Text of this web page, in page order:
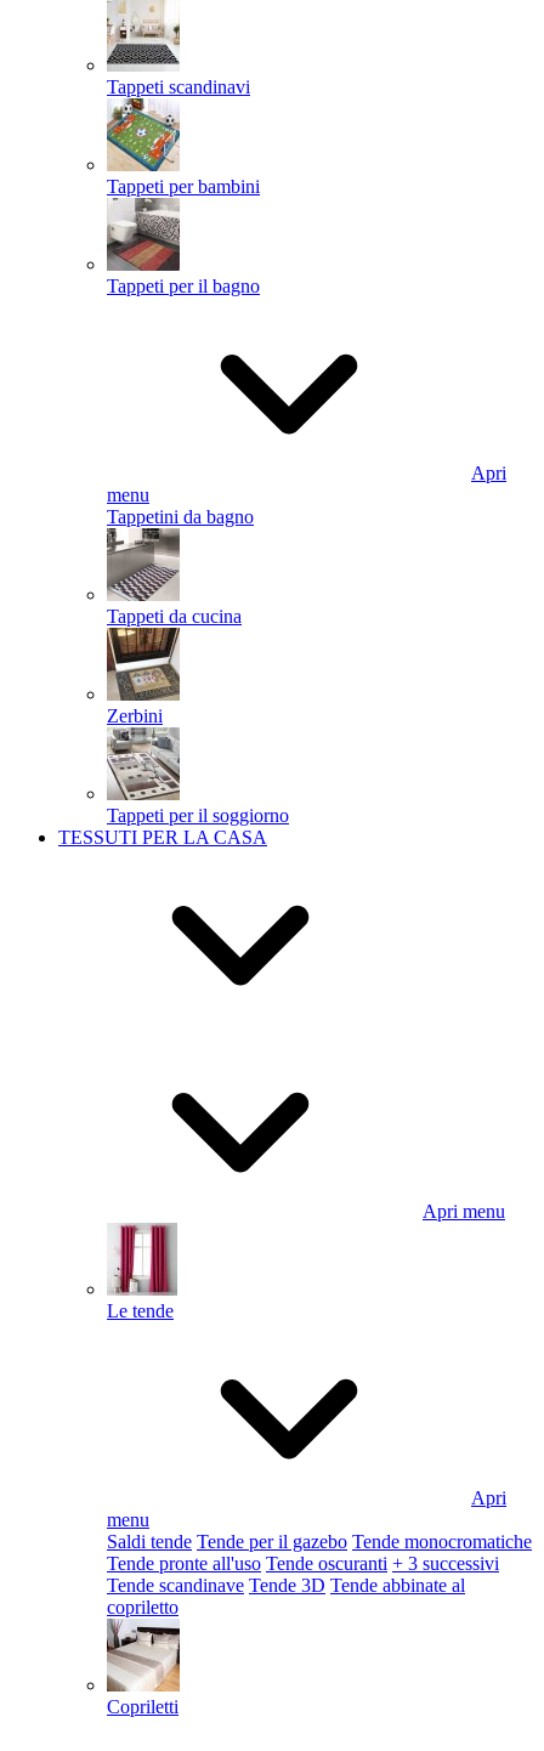
Tappeti scandinavi
Tappeti per bambini
Tappeti per il bagno
Apri
menu
Tappetini da bagno
Tappeti da cucina
Zerbini
Tappeti per il soggiorno
TESSUTI PER LA CASA
Apri menu
Le tende
Apri
menu
Saldi tende Tende per il gazebo Tende monocromatiche
Tende pronte all'uso Tende oscuranti + 3 successivi
Tende scandinave Tende 3D Tende abbinate al
copriletto
Copriletti